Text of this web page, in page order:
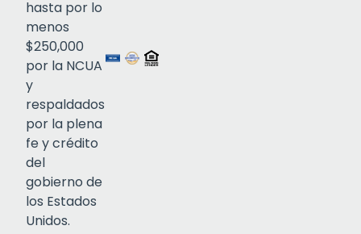
hasta por lo
menos
$250,000
por la NCUA
y
respaldados
por la plena
fe y crédito
del
gobierno de
los Estados
Unidos.